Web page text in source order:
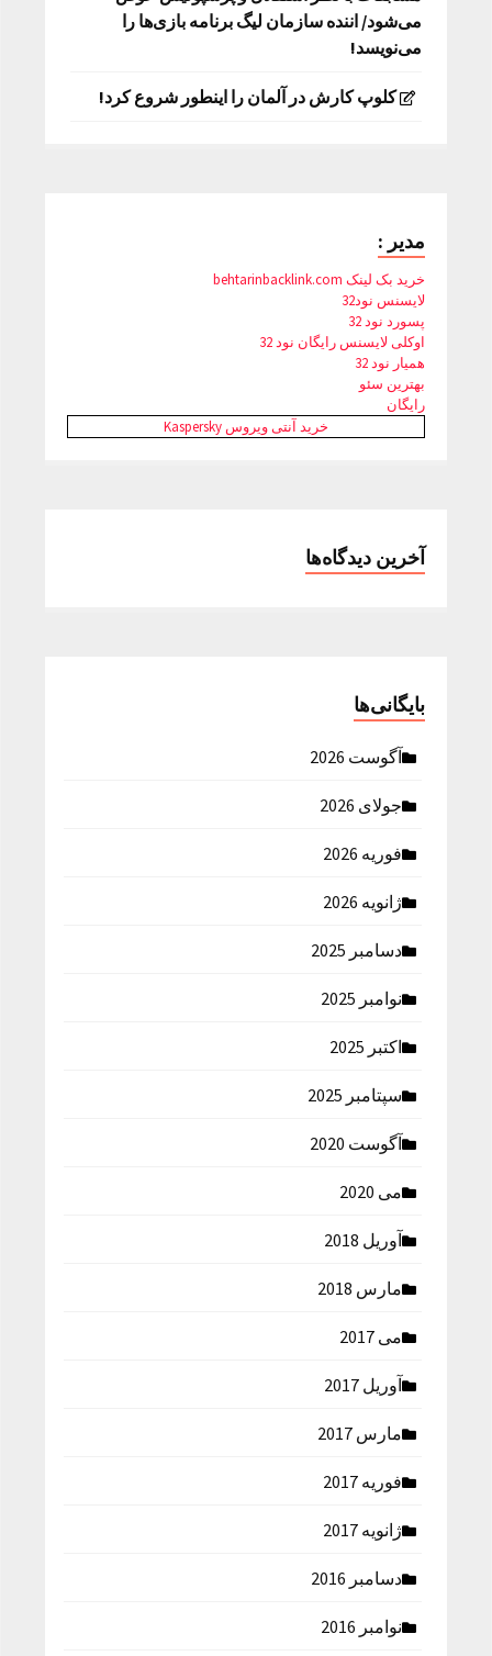
می‌شود/ اننده سازمان لیگ برنامه بازی‌ها را
می‌نویسد!
کلوپ کارش در آلمان را اینطور شروع کرد!
مدیر :
خرید بک لینک behtarinbacklink.com
لایسنس نود32
پسورد نود 32
اوکلی لایسنس رایگان نود 32
همیار نود 32
بهترین سئو
رایگان
خرید آنتی ویروس Kaspersky
آخرین دیدگاه‌ها
بایگانی‌ها
آگوست 2026
جولای 2026
فوریه 2026
ژانویه 2026
دسامبر 2025
نوامبر 2025
اکتبر 2025
سپتامبر 2025
آگوست 2020
می 2020
آوریل 2018
مارس 2018
می 2017
آوریل 2017
مارس 2017
فوریه 2017
ژانویه 2017
دسامبر 2016
نوامبر 2016